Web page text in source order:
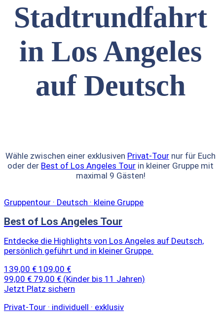
Stadtrundfahrt
in Los Angeles
auf Deutsch
Wähle zwischen einer exklusiven Privat-Tour nur für Euch
oder der Best of Los Angeles Tour in kleiner Gruppe mit
maximal 9 Gästen!
Gruppentour · Deutsch · kleine Gruppe
Best of Los Angeles Tour
Entdecke die Highlights von Los Angeles auf Deutsch,
persönlich geführt und in kleiner Gruppe.
139,00 € 109,00 €
99,00 € 79,00 € (Kinder bis 11 Jahren)
Jetzt Platz sichern
Privat-Tour · individuell · exklusiv